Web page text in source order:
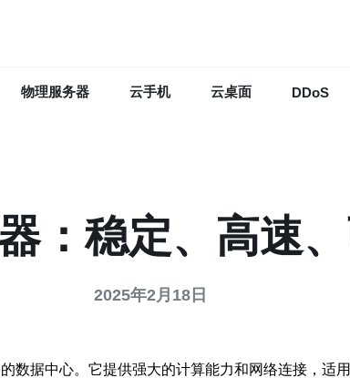
物理服务器 云手机 云桌面 DDoS
：稳定、高速
2025年2月18日
数据中心。它提供强大的计算能力和网络连接，适